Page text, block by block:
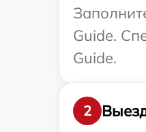
Guide.
Guide.
2